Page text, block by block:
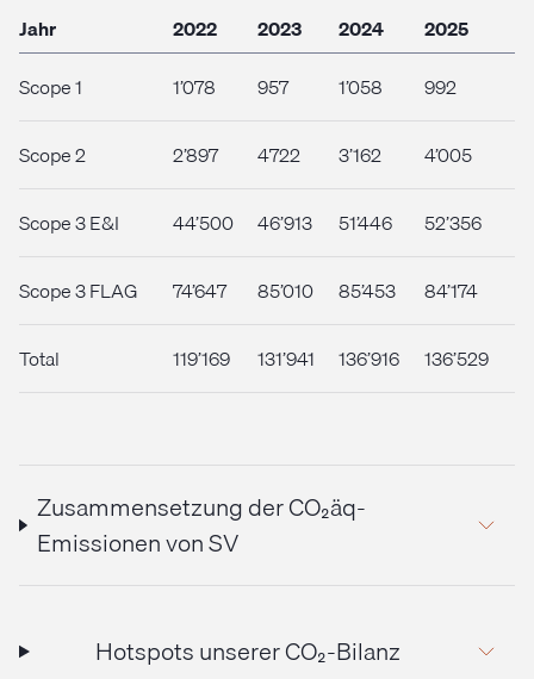
Jahr 2022 2023 2024
2025
Scope 1
1’078 957 1’058 992
Scope 2 2’897 4722 3’162 4’005
Scope 3 E&I 44’500 46’913 51’446 52’356
Scope 3 FLAG 74’647 85’010 85’453 84’174
Total 119’169 131’941 136’916 136’529
Zusammensetzung der CO₂äq-
Emissionen von SV
Hotspots unserer CO₂-Bilanz